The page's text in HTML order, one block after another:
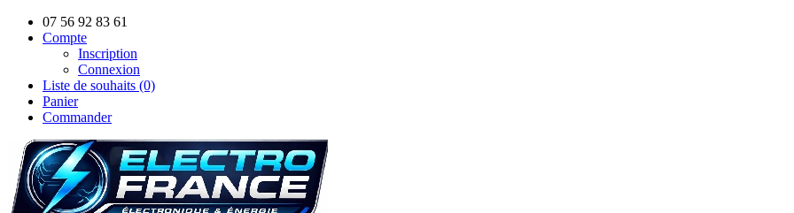
07 56 92 83 61
Compte
Inscription
Connexion
Liste de souhaits (0)
Panier
Commander